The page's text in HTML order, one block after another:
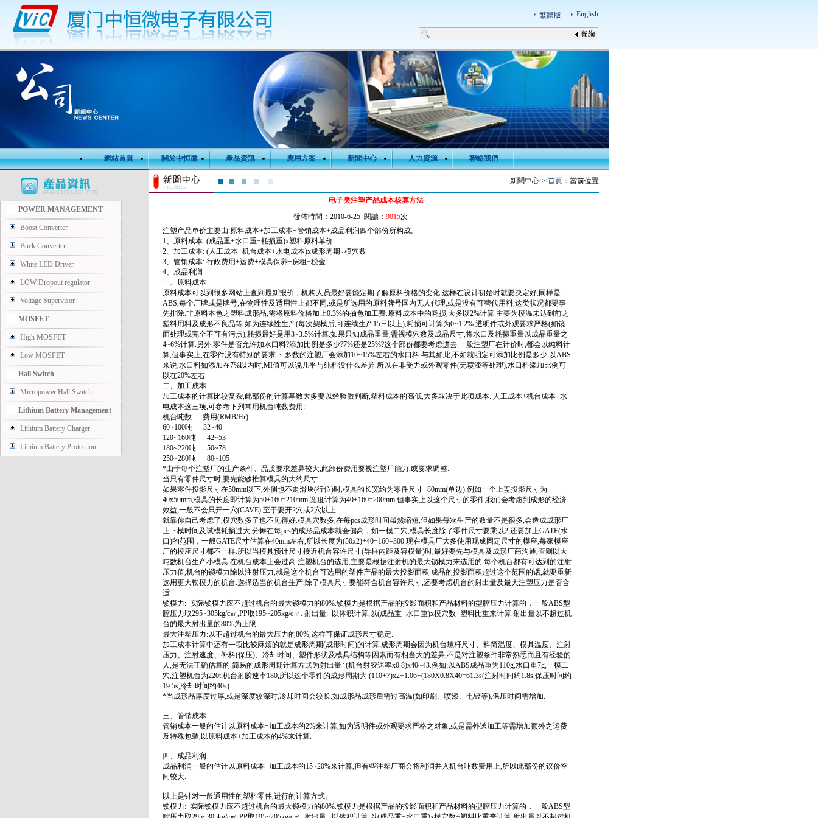
繁體版 English
網站首頁 關於中恒微 產品資訊 應用方案 新聞中心 人力資源 聯絡我們
POWER MANAGEMENT
Boost Converter
Buck Converter
White LED Driver
LOW Dropout regulator
Voltage Supervisor
MOSFET
High MOSFET
Low MOSFET
Hall Switch
Micropower Hall Switch
Lithium Battery Management
Lithium Battery Charger
Lithium Battery Protection
新聞中心<<首頁 ：當前位置
电子类注塑产品成本核算方法
發佈時間：2010-6-25 閱讀： 9015次
注塑产品单价主要由:原料成本+加工成本+管销成本+成品利润四个部份所构成。
1、原料成本: (成品重+水口重+耗损重)x塑料原料单价
2、加工成本: (人工成本+机台成本+水电成本)x成形周期÷模穴数
3、管销成本: 行政费用+运费+模具保养+房租+税金...
4、成品利润:
一、原料成本
原料成本可以到很多网站上查到最新报价，机构人员最好要能定期了解原料价格的变化,这样在设计初始时就要决定好,同样是
ABS,每个厂牌或是牌号,在物理性及适用性上都不同,或是所选用的原料牌号国内无人代理,或是没有可替代用料,这类状况都要事
先排除.非原料本色之塑料成形品,需将原料价格加上0.3%的抽色加工费.原料成本中的耗损,大多以2%计算.主要为模温未达到前之
塑料用料及成形不良品等.如为连续性生产(每次架模后,可连续生产15日以上),耗损可计算为0~1.2%.透明件或外观要求严格(如镜
面处理或完全不可有污点),耗损最好是用3~3.5%计算.如果只知成品重量,需视模穴数及成品尺寸,将水口及耗损重量以成品重量之
4~6%计算.另外,零件是否允许加水口料?添加比例是多少?7%还是25%?这个部份都要考虑进去.一般注塑厂在计价时,都会以纯料计
算,但事实上,在零件没有特别的要求下,多数的注塑厂会添加10~15%左右的水口料.与其如此,不如就明定可添加比例是多少,以ABS
来说,水口料如添加在7%以内时,MI值可以说几乎与纯料没什么差异.所以在非受力或外观零件(无喷漆等处理),水口料添加比例可
以在20%左右.
二、加工成本
加工成本的计算比较复杂,此部份的计算基数大多要以经验做判断,塑料成本的高低,大多取决于此项成本. 人工成本+机台成本+水
电成本这三项,可参考下列常用机台吨数费用:
机台吨数 费用(RMB/Hr)
60~100吨 32~40
120~160吨 42~53
180~220吨 50~78
250~280吨 80~105
*由于每个注塑厂的生产条件、品质要求差异较大,此部份费用要视注塑厂能力,或要求调整.
当只有零件尺寸时,要先能够推算模具的大约尺寸.
如果零件投影尺寸在50mm以下,外侧也不走滑块(行位)时,模具的长宽约为零件尺寸+80mm(单边).例如一个上盖投影尺寸为
40x50mm,模具的长度即计算为50+160=210mm,宽度计算为40+160=200mm.但事实上以这个尺寸的零件,我们会考虑到成形的经济
效益,一般不会只开一穴(CAVE).至于要开2穴或2穴以上
就靠你自己考虑了,模穴数多了也不见得好.模具穴数多,在每pcs成形时间虽然缩短,但如果每次生产的数量不是很多,会造成成形厂
上下模时间及试模耗损过大,分摊在每pcs的成形品成本就会偏高，如一模二穴,模具长度除了零件尺寸要乘以2,还要加上GATE(水
口)的范围，一般GATE尺寸估算在40mm左右,所以长度为(50x2)+40+160=300.现在模具厂大多使用现成固定尺寸的模座,每家模座
厂的模座尺寸都不一样.所以当模具预计尺寸接近机台容许尺寸(导柱内距及容模量)时,最好要先与模具及成形厂商沟通,否则以大
吨数机台生产小模具,在机台成本上会过高.注塑机台的选用,主要是根据注射机的最大锁模力来选用的.每个机台都有可达到的注射
压力值,机台的锁模力除以注射压力,就是这个机台可选用的塑件产品的最大投影面积.成品的投影面积超过这个范围的话,就要重新
选用更大锁模力的机台.选择适当的机台生产,除了模具尺寸要能符合机台容许尺寸,还要考虑机台的射出量及最大注塑压力是否合
适.
锁模力: 实际锁模力应不超过机台的最大锁模力的80%.锁模力是根据产品的投影面积和产品材料的型腔压力计算的，一般ABS型
腔压力取295~305kg/c㎡,PP取195~205kg/c㎡. 射出量: 以体积计算,以(成品重+水口重)x模穴数÷塑料比重来计算.射出量以不超过机
台的最大射出量的80%为上限.
最大注塑压力:以不超过机台的最大压力的80%,这样可保证成形尺寸稳定.
加工成本计算中还有一项比较麻烦的就是成形周期(成形时间)的计算,成形周期会因为机台螺杆尺寸、料筒温度、模具温度、注射
压力、注射速度、补料(保压)、冷却时间、塑件形状及模具结构等因素而有相当大的差异,不是对注塑条件非常熟悉而且有经验的
人,是无法正确估算的.简易的成形周期计算方式为射出量÷(机台射胶速率x0.8)x40~43.例如:以ABS成品重为110g,水口重7g,一模二
穴,注塑机台为220t,机台射胶速率180,所以这个零件的成形周期为:(110+7)x2÷1.06÷(180X0.8X40=61.3s(注射时间约1.8s,保压时间约
19.5s,冷却时间约40s).
*当成形品厚度过厚,或是深度较深时,冷却时间会较长.如成形品成形后需过高温(如印刷、喷漆、电镀等),保压时间需增加.
三、管销成本
管销成本一般的估计以原料成本+加工成本的2%来计算,如为透明件或外观要求严格之对象,或是需外送加工等需增加额外之运费
及特殊包装,以原料成本+加工成本的4%来计算.
四、成品利润
成品利润一般的估计以原料成本+加工成本的15~20%来计算,但有些注塑厂商会将利润并入机台吨数费用上,所以此部份的议价空
间较大.
以上是针对一般通用性的塑料零件,进行的计算方式。
锁模力: 实际锁模力应不超过机台的最大锁模力的80%.锁模力是根据产品的投影面积和产品材料的型腔压力计算的，一般ABS型